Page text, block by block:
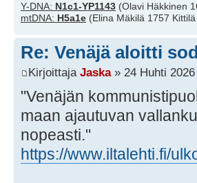
Y-DNA: N1c1-YP1143 (Olavi Häkkinen
mtDNA: H5a1e (Elina Mäkilä 1757
Re: Venäjä aloitti
Kirjoittaja Jaska» 24 Huhti 2026
"Venäjän
maan ajautuvan
nopeasti."
https://www.iltalehti.fi/